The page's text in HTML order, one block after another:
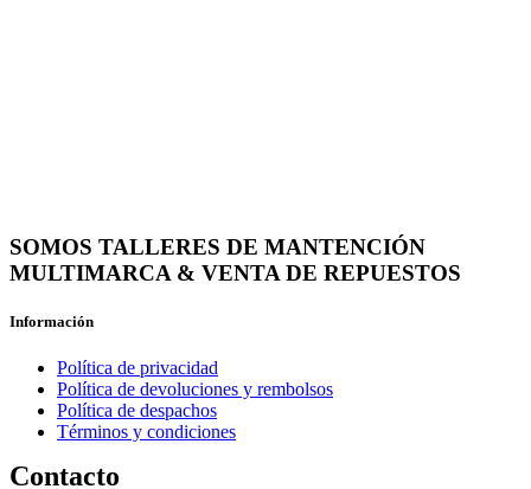
SOMOS TALLERES DE MANTENCIÓN
MULTIMARCA & VENTA DE REPUESTOS
Información
Política de privacidad
Política de devoluciones y rembolsos
Política de despachos
Términos y condiciones
Contacto